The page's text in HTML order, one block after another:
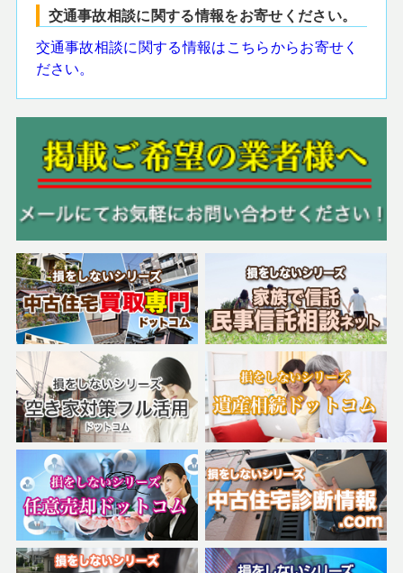
交通事故相談に関する情報をお寄せください。
交通事故相談に関する情報はこちらからお寄せく
ださい。